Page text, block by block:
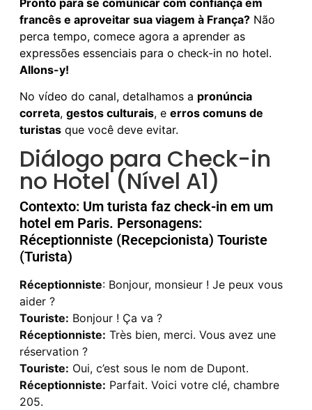
francês e aproveitar sua viagem à França? Não
perca tempo, comece agora a aprender as
expressões essenciais para o check-in no hotel.
Allons-y!
No vídeo do canal, detalhamos a pronúncia
correta, gestos culturais, e erros comuns de
turistas que você deve evitar.
Diálogo para Check-in
no Hotel (Nível A1)
Contexto: Um turista faz check-in em um
hotel em Paris. Personagens:
Réceptionniste (Recepcionista) Touriste
(Turista)
Réceptionniste: Bonjour, monsieur ! Je peux vous
aider ?
Touriste: Bonjour ! Ça va ?
Réceptionniste: Très bien, merci. Vous avez une
réservation ?
Touriste: Oui, c’est sous le nom de Dupont.
Réceptionniste: Parfait. Voici votre clé, chambre
205.